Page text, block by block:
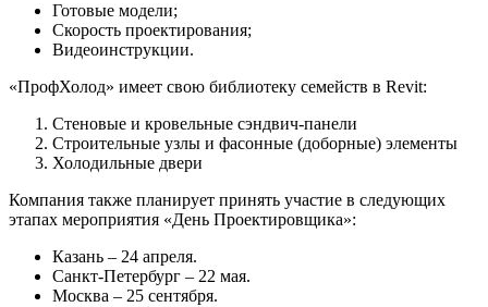
Готовые модели;
Скорость проектирования;
Видеоинструкции.
«ПрофХолод» имеет свою библиотеку семейств в Revit:
Стеновые и кровельные сэндвич-панели
Строительные узлы и фасонные (доборные) элементы
Холодильные двери
Компания также планирует принять участие в следующих
этапах мероприятия «День Проектировщика»:
Казань – 24 апреля.
Санкт-Петербург – 22 мая.
Москва – 25 сентября.